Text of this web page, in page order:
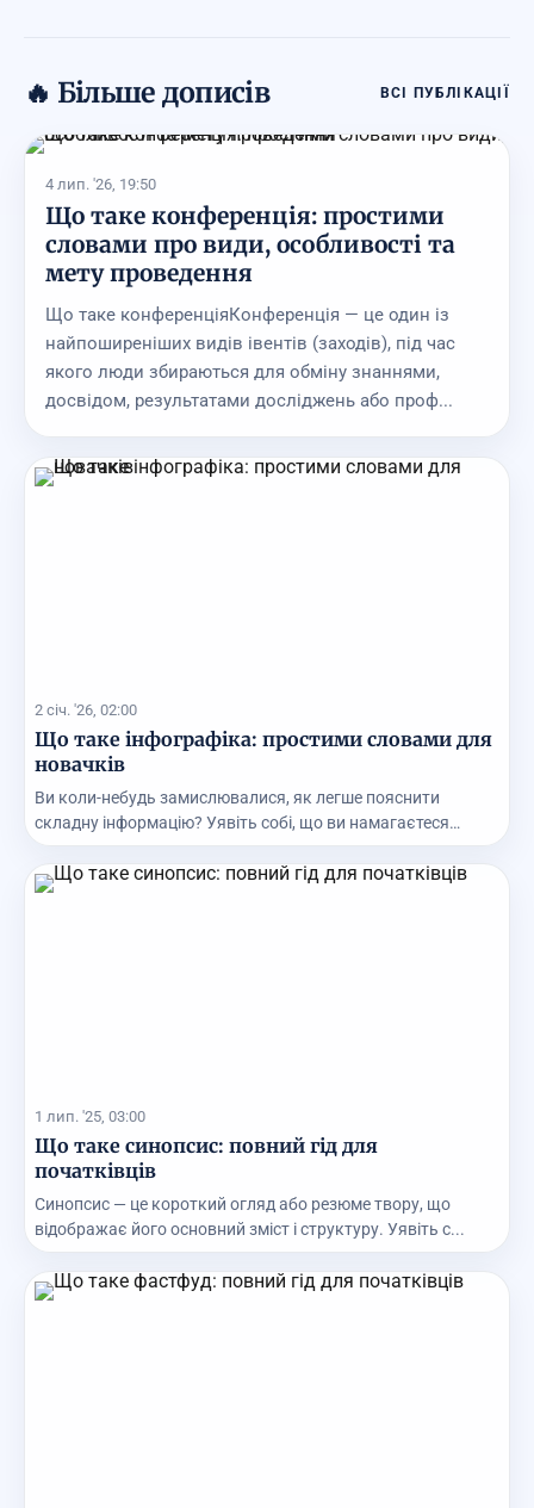
🔥 Більше дописів ВСІ ПУБЛІКАЦІЇ
4 лип. '26, 19:50
Що таке конференція: простими
словами про види, особливості та
мету проведення
Що таке конференціяКонференція — це один із
найпоширеніших видів івентів (заходів), під час
якого люди збираються для обміну знаннями,
досвідом, результатами досліджень або проф...
2 січ. '26, 02:00
Що таке інфографіка: простими словами для
новачків
Ви коли-небудь замислювалися, як легше пояснити
складну інформацію? Уявіть собі, що ви намагаєтеся
1 лип. '25, 03:00
Що таке синопсис: повний гід для
початківців
Синопсис — це короткий огляд або резюме твору, що
відображає його основний зміст і структуру. Уявіть с...